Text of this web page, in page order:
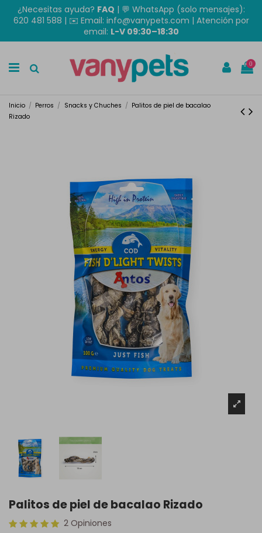
¿Necesitas ayuda? FAQ | 💬 WhatsApp (solo mensajes):
620 481 588 | ✉️ Email: info@vanypets.com | Atención por
email: L-V 09:30–18:30
0
Inicio Perros Snacks y Chuches
Palitos de piel de bacalao
Rizado
Palitos de piel de bacalao Rizado
2 Opiniones